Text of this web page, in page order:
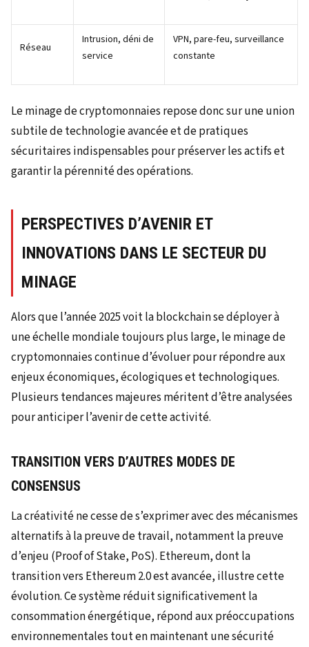
Réseau
Intrusion, déni de
service
VPN, pare-feu, surveillance
constante
Le minage de cryptomonnaies repose donc sur une union
subtile de technologie avancée et de pratiques
sécuritaires indispensables pour préserver les actifs et
garantir la pérennité des opérations.
PERSPECTIVES D’AVENIR ET
INNOVATIONS DANS LE SECTEUR DU
MINAGE
Alors que l’année 2025 voit la blockchain se déployer à
une échelle mondiale toujours plus large, le minage de
cryptomonnaies continue d’évoluer pour répondre aux
enjeux économiques, écologiques et technologiques.
Plusieurs tendances majeures méritent d’être analysées
pour anticiper l’avenir de cette activité.
TRANSITION VERS D’AUTRES MODES DE
CONSENSUS
La créativité ne cesse de s’exprimer avec des mécanismes
alternatifs à la preuve de travail, notamment la preuve
d’enjeu (Proof of Stake, PoS). Ethereum, dont la
transition vers Ethereum 2.0 est avancée, illustre cette
évolution. Ce système réduit significativement la
consommation énergétique, répond aux préoccupations
environnementales tout en maintenant une sécurité